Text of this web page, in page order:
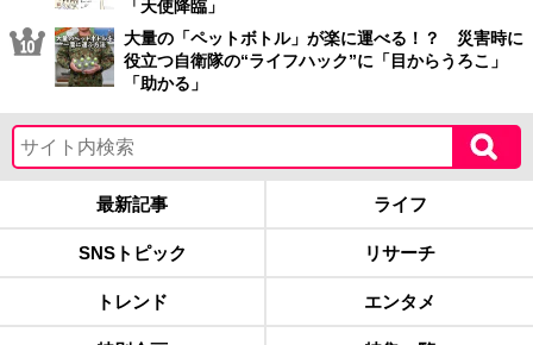
「天使降臨」
大量の「ペットボトル」が楽に運べる！？ 災害時に
役立つ自衛隊の“ライフハック”に「目からうろこ」
「助かる」
最新記事 ライフ
SNSトピック リサーチ
トレンド エンタメ